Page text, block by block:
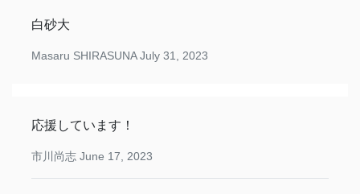
白砂大
Masaru SHIRASUNAJuly 31, 2023
応援しています！
市川尚志 June 17, 2023